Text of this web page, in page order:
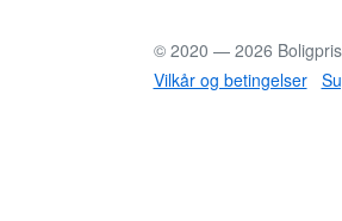
© 2020 — 2026
Vilkår og betingelser